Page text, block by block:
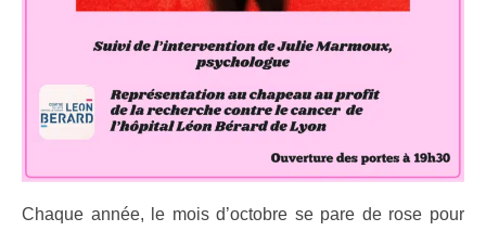
Chaque année, le mois d’octobre se pare de rose pour